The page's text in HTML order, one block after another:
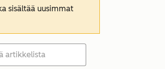
sisältää uusimmat